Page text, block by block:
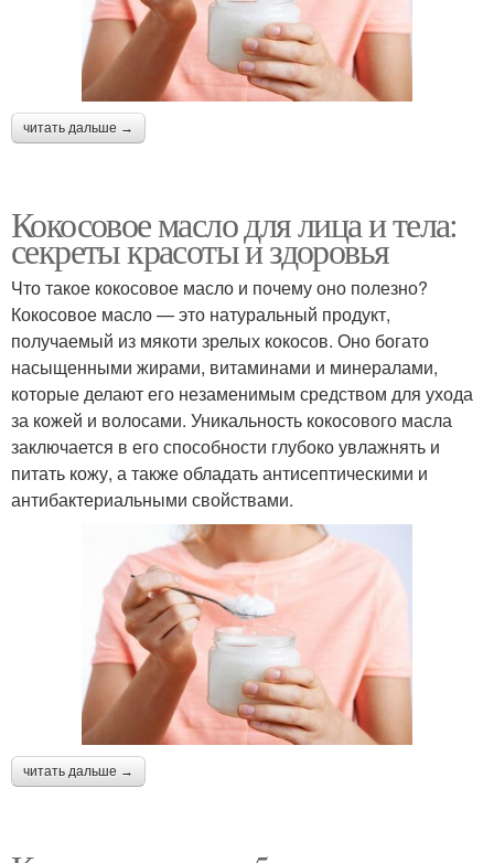
читать дальше →
Кокосовое масло для лица и тела:
секреты красоты и здоровья
Что такое кокосовое масло и почему оно полезно?
Кокосовое масло — это натуральный продукт,
получаемый из мякоти зрелых кокосов. Оно богато
насыщенными жирами, витаминами и минералами,
которые делают его незаменимым средством для ухода
за кожей и волосами. Уникальность кокосового масла
заключается в его способности глубоко увлажнять и
питать кожу, а также обладать антисептическими и
антибактериальными свойствами.
читать дальше →